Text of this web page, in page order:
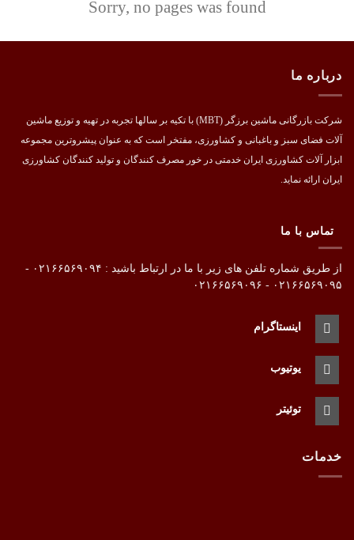
Sorry, no pages was found
درباره ما
شرکت بازرگانی ماشین برزگر (MBT) با تکیه بر سالها تجربه در تهیه و توزیع ماشین
آلات فضای سبز و باغبانی و کشاورزی، مفتخر است که به عنوان پیشروترین مجموعه
ابزار آلات کشاورزی ایران خدمتی در خور مصرف کنندگان و تولید کنندگان کشاورزی
ایران ارائه نماید.
تماس با ما
از طریق شماره تلفن های زیر با ما در ارتباط باشید : ۰۲۱۶۶۵۶۹۰۹۴ -
۰۲۱۶۶۵۶۹۰۹۵ - ۰۲۱۶۶۵۶۹۰۹۶
اینستاگرام
یوتیوب
توئیتر
خدمات